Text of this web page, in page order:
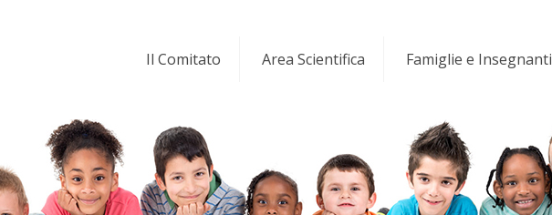
Il Comitato Area Scientifica Famiglie e Insegnanti